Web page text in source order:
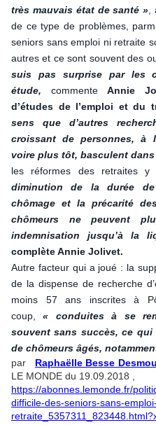
très mauvais état de santé »
de ce type de problèmes,
seniors sans emploi ni retraite
autres et ce sont souvent des
suis pas surprise par les
étude,
commenteAnnie
d’études de l’emploi et du
sens que d’autres
croissant de personnes, à
voire plus tôt, basculent
les réformes des retraites
diminution de la durée de
chômage et la précarité
chômeurs ne peuvent
indemnisation jusqu’à la
complète Annie Jolivet.
Autre facteur qui a joué : la
de la dispense de recherche
moins 57 ans inscrites à
coup,« conduites à se
souvent sans succès, ce
de chômeurs âgés,
par Raphaëlle Besse
LE MONDE du 19.09.2018 ,
https://abonnes.lemonde.fr/
difficile-des-seniors-sans-